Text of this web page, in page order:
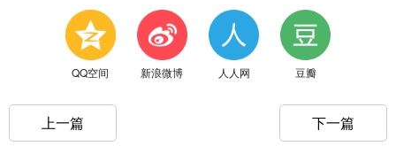
QQ空间 新浪微博 人人网 豆瓣
上一篇 下一篇